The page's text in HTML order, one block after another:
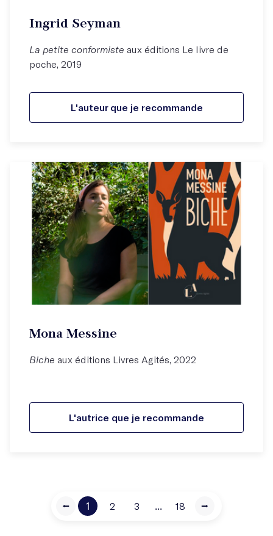
Ingrid Seyman
La petite conformiste aux éditions Le livre de
poche, 2019
L'auteur que je recommande
Mona Messine
Biche aux éditions Livres Agités, 2022
L'autrice que je recommande
⭠ 1 2 3 ... 18 ⭢